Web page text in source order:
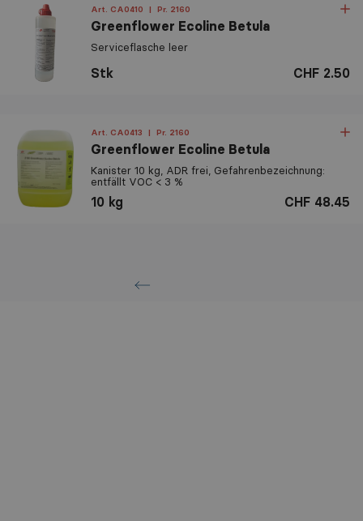
Art. CA0410 | Pr. 2160
Greenflower Ecoline Betula
Serviceflasche leer
Stk CHF 2.50
Art. CA0413 | Pr. 2160
Greenflower Ecoline Betula
Kanister 10 kg, ADR frei, Gefahrenbezeichnung:
entfällt VOC < 3 %
10 kg CHF 48.45